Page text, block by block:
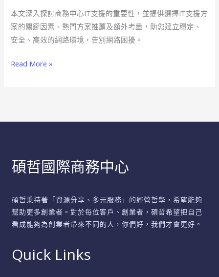
本文深入探討商務中心IT支援的重要性，並提供選擇IT支援方
案的關鍵因素、熱門方案推薦及額外考量，助您建立穩定、
安全、高效的網路環境，告別網路困擾。
擾
商
務
心
全
Read More »
碩哲國際商務中心
碩哲秉持著「資源分享、多元服務」的經營哲學，希望能夠
幫助更多創業者。對於每位客戶、創業者，碩哲希望把自己
看成能夠為創業者帶來不同的人，你們好，我們才會更好。
Quick Links